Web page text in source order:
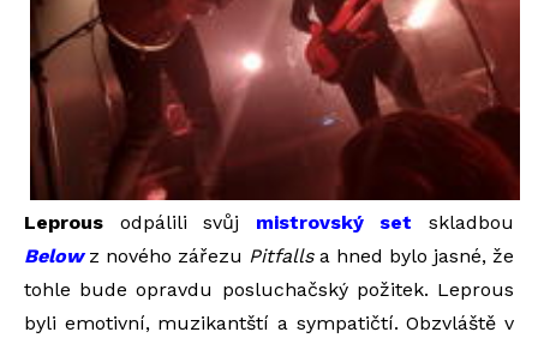
Leprous odpálili svůj mistrovský set skladbou
Belowz nového zářezu Pitfallsa hned bylo jasné, že
tohle bude opravdu posluchačský požitek. Leprous
byli emotivní, muzikantští a sympatičtí. Obzvláště v